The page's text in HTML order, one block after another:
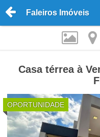
Faleiros Imóveis
Casa térrea à
OPORTUNIDADE